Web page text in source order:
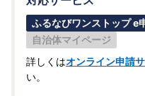
ふるなびワンストップ e
自治体マイページ
詳しくはオンライン申請
い。